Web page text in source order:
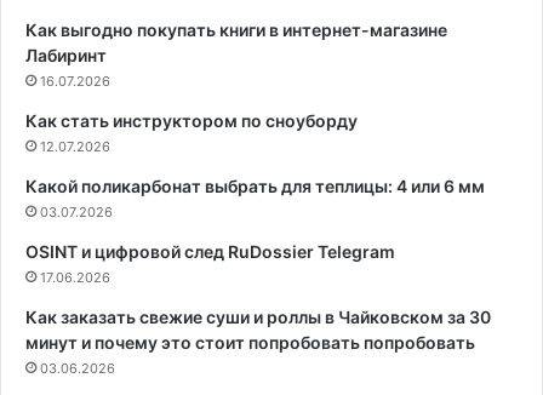
Как выгодно покупать книги в интернет-магазине
Лабиринт
16.07.2026
Как стать инструктором по сноуборду
12.07.2026
Какой поликарбонат выбрать для теплицы: 4 или 6 мм
03.07.2026
OSINT и цифровой след RuDossier Telegram
17.06.2026
Как заказать свежие суши и роллы в Чайковском за 30
минут и почему это стоит попробовать попробовать
03.06.2026